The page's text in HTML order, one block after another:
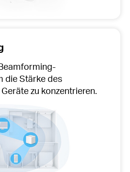
die Stärke des
zu konzentrieren.